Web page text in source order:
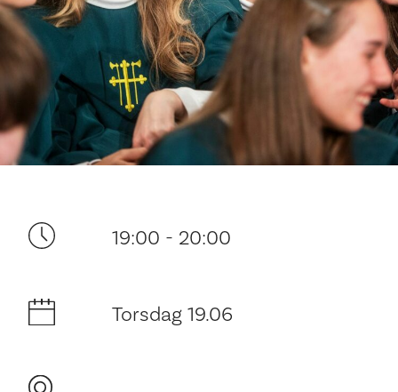
Ditt besøk
19:00 - 20:00
Torsdag 19.06